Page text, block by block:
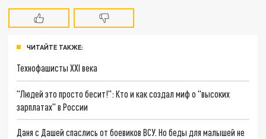
ЧИТАЙТЕ ТАКЖЕ:
Технофашисты XXI века
"Людей это просто бесит!": Кто и как создал миф о "высоких
зарплатах" в России
Даня с Дашей спаслись от боевиков ВСУ. Но беды для малышей не